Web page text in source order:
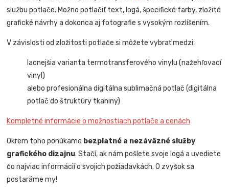
službu potlače. Možno potlačiť text, logá, špecifické farby, zložité
grafické návrhy a dokonca aj fotografie s vysokým rozlíšením.
V závislosti od zložitosti potlače si môžete vybrať medzi:
lacnejšia varianta termotransferového vinylu (nažehľovací
vinyl)
alebo profesionálna digitálna sublimačná potlač (digitálna
potlač do štruktúry tkaniny)
Kompletné informácie o možnostiach potlače a cenách
Okrem toho ponúkame bezplatné a nezáväzné služby
grafického dizajnu. Stačí, ak nám pošlete svoje logá a uvediete
čo najviac informácií o svojich požiadavkách. O zvyšok sa
postaráme my!